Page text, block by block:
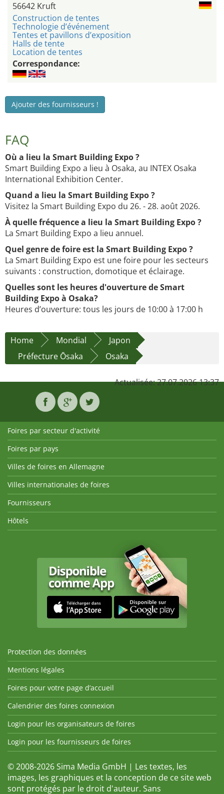
56642 Kruft
Construction de tentes
Technologie d’événement
Tentes et pavillons d’exposition
Halls de tente
Location de tentes
Correspondance:
Ajouter des fournisseurs !
FAQ
Où a lieu la Smart Building Expo ?
Smart Building Expo a lieu à Osaka, au INTEX Osaka
International Exhibition Center.
Quand a lieu la Smart Building Expo ?
Visitez la Smart Building Expo du 26. - 28. août 2026.
À quelle fréquence a lieu la Smart Building Expo ?
La Smart Building Expo a lieu annuel.
Quel genre de foire est la Smart Building Expo ?
La Smart Building Expo est une foire pour les secteurs
suivants : construction, domotique et éclairage.
Quelles sont les heures d'ouverture de Smart
Building Expo à Osaka?
Heures d’ouverture: tous les jours de 10:00 à 17:00 h
Home Mondial
Japon
Préfecture Ōsaka
Osaka
Actualisée: 27.07.2026 13:37
Foires par secteur d'activité
Foires par pays
Villes de foires en Allemagne
Villes internationales de foires
Fournisseurs
Hôtels
Protection des données
Mentions légales
Foires pour votre page d’accueil
Calendrier des foires connexion
Login pour les organisateurs de foires
Login pour les fournisseurs de foires
© 2008-2026 Sima Media GmbH | Les textes, les
images, les graphiques et la conception de ce site web
sont protégés par le droit d'auteur. Sans